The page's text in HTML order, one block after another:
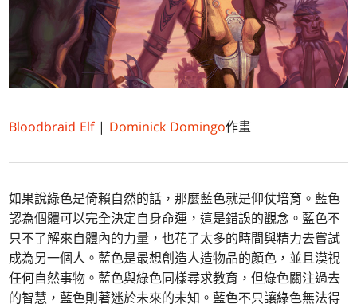
Bloodbraid Elf| Dominick Domingo作畫
如果說綠色是倚賴自然的話，那麼藍色就是仰仗培育。藍色
認為個體可以完全決定自身命運，這是錯誤的觀念。藍色不
只不了解來自體內的力量，也花了太多的時間與精力去嘗試
成為另一個人。藍色是最想創造人造物品的顏色，並且漠視
任何自然事物。藍色與綠色同樣尋求教育，但綠色關注過去
的智慧，藍色則著迷於未來的未知。藍色不只讓綠色無法得